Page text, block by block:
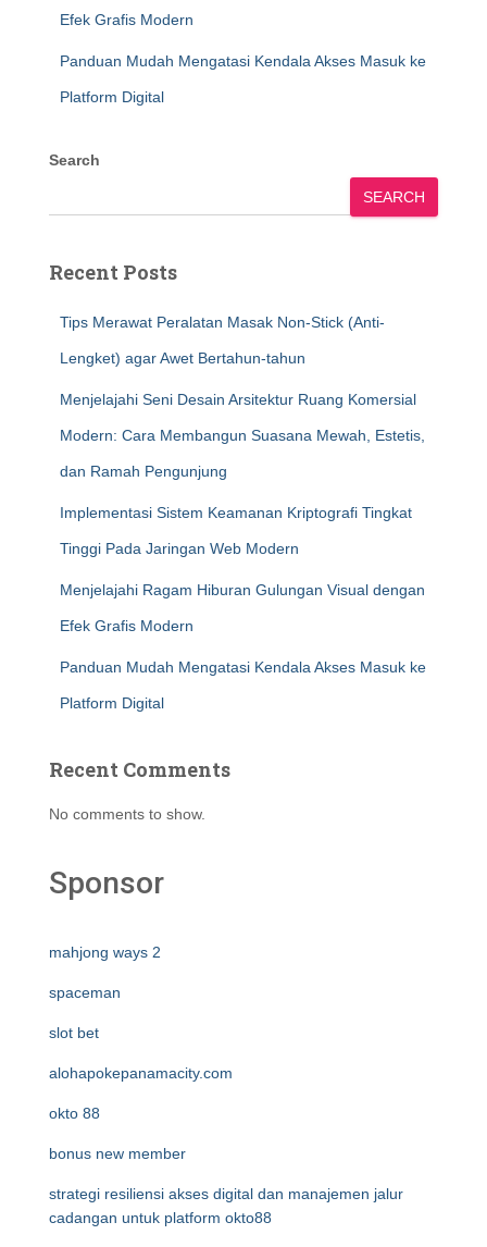
Efek Grafis Modern
Panduan Mudah Mengatasi Kendala Akses Masuk ke
Platform Digital
Search
SEARCH
Recent Posts
Tips Merawat Peralatan Masak Non-Stick (Anti-
Lengket) agar Awet Bertahun-tahun
Menjelajahi Seni Desain Arsitektur Ruang Komersial
Modern: Cara Membangun Suasana Mewah, Estetis,
dan Ramah Pengunjung
Implementasi Sistem Keamanan Kriptografi Tingkat
Tinggi Pada Jaringan Web Modern
Menjelajahi Ragam Hiburan Gulungan Visual dengan
Efek Grafis Modern
Panduan Mudah Mengatasi Kendala Akses Masuk ke
Platform Digital
Recent Comments
No comments to show.
Sponsor
mahjong ways 2
spaceman
slot bet
alohapokepanamacity.com
okto 88
bonus new member
strategi resiliensi akses digital dan manajemen jalur
cadangan untuk platform okto88